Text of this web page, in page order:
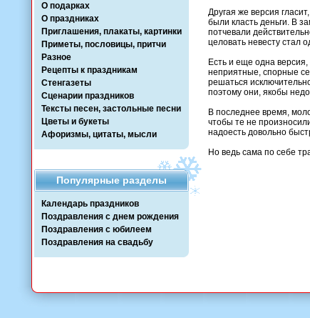
О подарках
О праздниках
Приглашения, плакаты, картинки
Приметы, пословицы, притчи
Разное
Рецепты к праздникам
Стенгазеты
Сценарии праздников
Тексты песен, застольные песни
Цветы и букеты
Афоризмы, цитаты, мысли
Популярные разделы
Календарь праздников
Поздравления с днем рождения
Поздравления с юбилеем
Поздравления на свадьбу
Другая же версия
были класть деньги. В
потчевали
целовать невесту стал
Есть и еще одна
неприятные, спорные
решаться
поэтому они, якобы
В последнее время,
чтобы те не
надоесть довольно
Но ведь сама по себе